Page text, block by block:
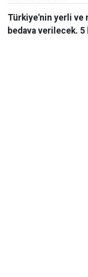
Türkiye'nin yerli ve
bedava verilecek.